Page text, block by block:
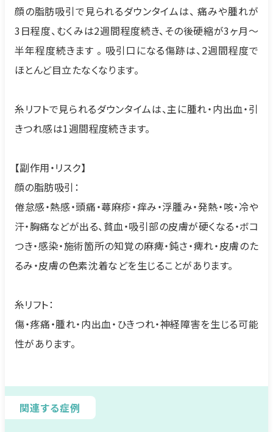
顔の脂肪吸引で見られるダウンタイムは、 痛みや腫れが
3日程度、むくみは2週間程度続き、その後硬縮が3ヶ月〜
半年程度続きます 。 吸引口になる傷跡は、2週間程度で
ほとんど目立たなくなります。
糸リフトで見られるダウンタイムは、主に腫れ・内出血・引
きつれ感は1週間程度続きます。
【副作用・リスク】
顔の脂肪吸引：
倦怠感・熱感・頭痛・蕁麻疹・痒み・浮腫み・発熱・咳・冷や
汗・胸痛などが出る、貧血・吸引部の皮膚が硬くなる・ボコ
つき・感染・施術箇所の知覚の麻痺・鈍さ・痺れ・皮膚のた
るみ・皮膚の色素沈着などを生じることがあります。
糸リフト：
傷・疼痛・腫れ・内出血・ひきつれ・神経障害を生じる可能
性があります。
関連する症例